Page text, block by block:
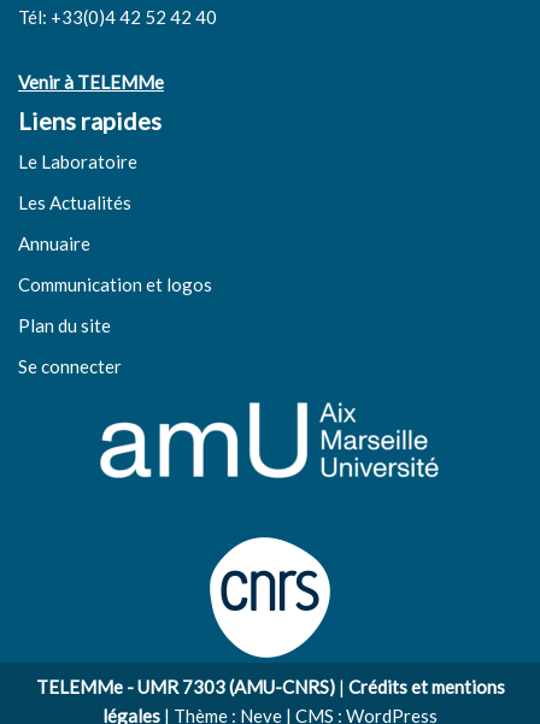
Tél: +33(0)4 42 52 42 40
Venir à TELEMMe
Liens rapides
Le Laboratoire
Les Actualités
Annuaire
Communication et logos
Plan du site
Se connecter
TELEMMe - UMR 7303 (AMU-CNRS)| Crédits et mentions
légales | Thème : Neve | CMS : WordPress